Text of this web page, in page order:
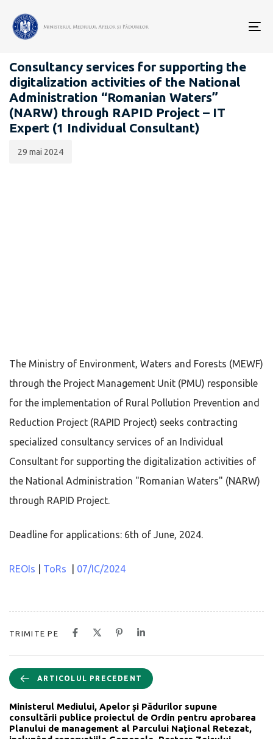
ANUNȚURI CONSULTĂRI PUBLICE
Consultancy services for supporting the
digitalization activities of the National
Administration “Romanian Waters”
(NARW) through RAPID Project – IT
Expert (1 Individual Consultant)
publicării:
29 mai 2024
The Ministry of Environment, Waters and Forests (MEWF)
through the Project Management Unit (PMU) responsible
for the implementation of Rural Pollution Prevention and
Reduction Project (RAPID Project) seeks contracting
specialized consultancy services of an Individual
Consultant for supporting the digitalization activities of
the National Administration "Romanian Waters" (NARW)
through RAPID Project.
Deadline for applications: 6th of June, 2024.
REOIs ToRs 07/IC/2024
TRIMITE PE
ARTICOLUL PRECEDENT
Ministerul Mediului, Apelor și Pădurilor supune
consultării publice proiectul de Ordin pentru aprobarea
Planului de management al Parcului Național Retezat,